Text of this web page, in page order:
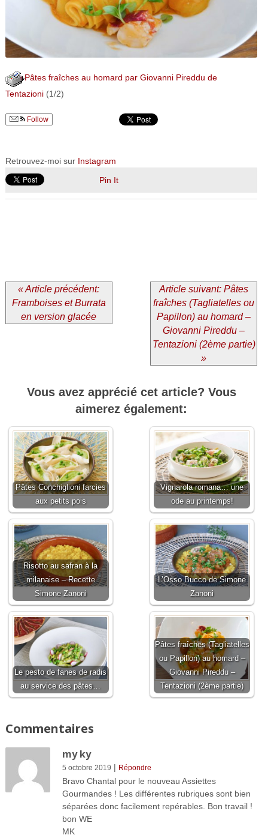
Pâtes fraîches au homard par Giovanni Pireddu de
Tentazioni(1/2)
Follow
Retrouvez-moi sur Instagram
Pin It
« Article précédent:
Framboises et Burrata
en version glacée
Article suivant: Pâtes
fraîches (Tagliatelles ou
Papillon) au homard –
Giovanni Pireddu –
Tentazioni (2ème partie)
»
Vous avez apprécié cet article? Vous
aimerez également:
Pâtes Conchiglioni farcies
aux petits pois
Vignarola romana… une
ode au printemps!
Risotto au safran à la
milanaise – Recette
Simone Zanoni
L’Osso Bucco de Simone
Zanoni
Le pesto de fanes de radis
au service des pâtes…
Pâtes fraîches (Tagliatelles
ou Papillon) au homard –
Giovanni Pireddu –
Tentazioni (2ème partie)
Commentaires
my ky
5 octobre 2019 | Répondre
Bravo Chantal pour le nouveau Assiettes
Gourmandes ! Les différentes rubriques sont bien
séparées donc facilement repérables. Bon travail !
bon WE
MK